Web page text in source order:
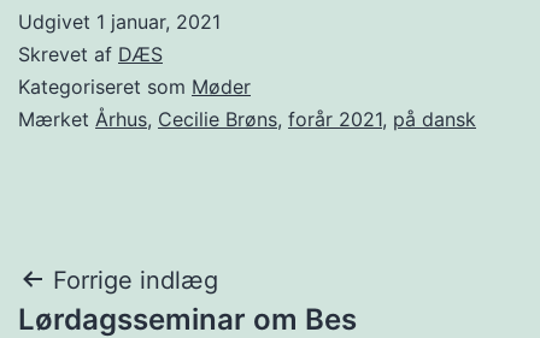
Udgivet 1 januar, 2021
Skrevet af DÆS
Kategoriseret som Møder
Mærket Århus, Cecilie Brøns, forår 2021, på dansk
Indlægsnavigation
Forrige indlæg
Lørdagsseminar om Bes